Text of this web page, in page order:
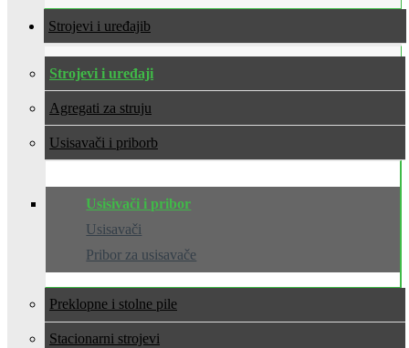
Strojevi i uređaji
Strojevi i uređaji
Agregati za struju
Usisavači i pribor
Usisivači i pribor
Usisavači
Pribor za usisavače
Preklopne i stolne pile
Stacionarni strojevi